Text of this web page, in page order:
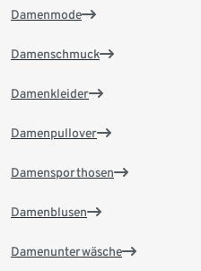
Damenmode
Damenschmuck
Damenkleider
Damenpullover
Damensporthosen
Damenblusen
Damenunterwäsche